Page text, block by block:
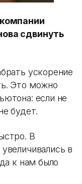
сдвинуть
ускорение
Это можно
если не
будет.
В
в
к нам было